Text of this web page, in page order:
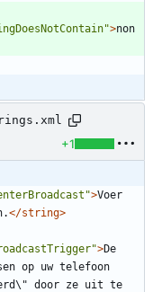
>non
+1
>Voer
</string>
>De
op uw telefoon
door ze uit te